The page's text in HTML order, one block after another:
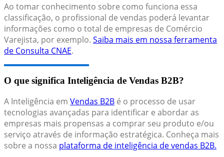
Ao tomar conhecimento sobre como funciona essa
classificação, o profissional de vendas poderá levantar
informações como o total de empresas de Comércio
Varejista, por exemplo. Saiba mais em nossa ferramenta
de Consulta CNAE.
O que significa Inteligência de Vendas B2B?
A Inteligência em Vendas B2B é o processo de usar
tecnologias avançadas para identificar e abordar as
empresas mais propensas a comprar seu produto e/ou
serviço através de informação estratégica. Conheça mais
sobre a nossa plataforma de inteligência de vendas B2B.